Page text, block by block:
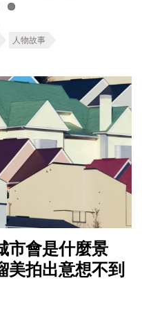
人物故事
市會是什麼景
美拍出意想不到